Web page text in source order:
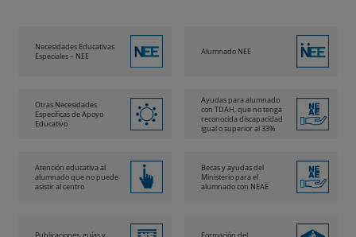
Necesidades Educativas
Especiales – NEE
Alumnado NEE
Otras Necesidades
Específicas de Apoyo
Educativo
Ayudas para alumnado
con TDAH, que no tenga
reconocida discapacidad
igual o superior al 33%
Atención educativa al
alumnado que no puede
asistir al centro
Becas y ayudas del
Ministerio para el
alumnado con NEAE
Publicaciones, guías y
Formación del